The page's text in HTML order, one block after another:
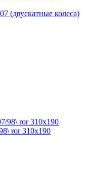
(двускатные колеса)
ror 310x190